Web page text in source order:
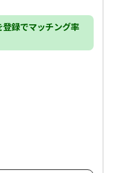
録でマッチング率